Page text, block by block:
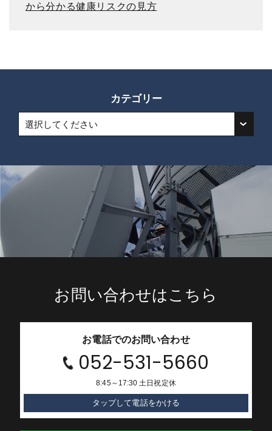
から分かる健康リスクの見方
カテゴリー
選択してください
お問い合わせはこちら
お電話でのお問い合わせ
052-531-5660
8:45～17:30 土日祝定休
タップして電話をかける